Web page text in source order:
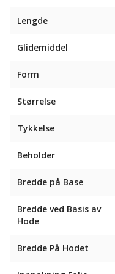
Lengde
Glidemiddel
Form
Størrelse
Tykkelse
Beholder
Bredde på Base
Bredde ved Basis av
Hode
Bredde På Hodet